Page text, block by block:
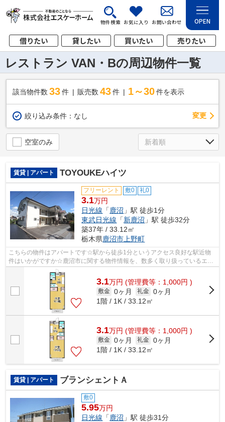
物件検索 お気に入り お問い合わせ OPEN
借りたい 貸したい 買いたい 売りたい
レストラン VAN・Bの周辺物件一覧
該当物件数 33件 販売数 43 件 1～30 件を表示
絞り込み条件： なし 変更
空室のみ
賃貸 | アパート TOYOUKEハイツ
フリーレント 敷0 礼0
3.1万円
日光線 「 鹿沼 」駅 徒歩1分
東武日光線 「新鹿沼 」駅 徒歩32分
築37年 / 33.12㎡
栃木県鹿沼市 上野町
こちらの物件はアパートです☆駅から徒歩1分というアクセス良好な駅近物
件はいかがですか☆鹿沼市に関する物件情報を、数多く取り扱っているエス
ケーホームにお任せください☆お問い合わ...
3.1万円 (管理費等：1,000円 )
敷金 0ヶ月 礼金 0ヶ月
1階 / 1K / 33.12㎡
3.1万円 (管理費等：1,000円 )
敷金 0ヶ月 礼金 0ヶ月
1階 / 1K / 33.12㎡
賃貸 | アパート ブランシェントＡ
敷0
5.95万円
日光線 「 鹿沼 」駅 徒歩31分